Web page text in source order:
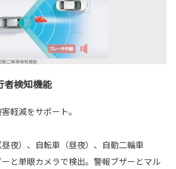
者検知機能
軽減をサポート。
夜）、自転車（昼夜）、自動二輪車
ーと単眼カメラで検出。警報ブザーとマル